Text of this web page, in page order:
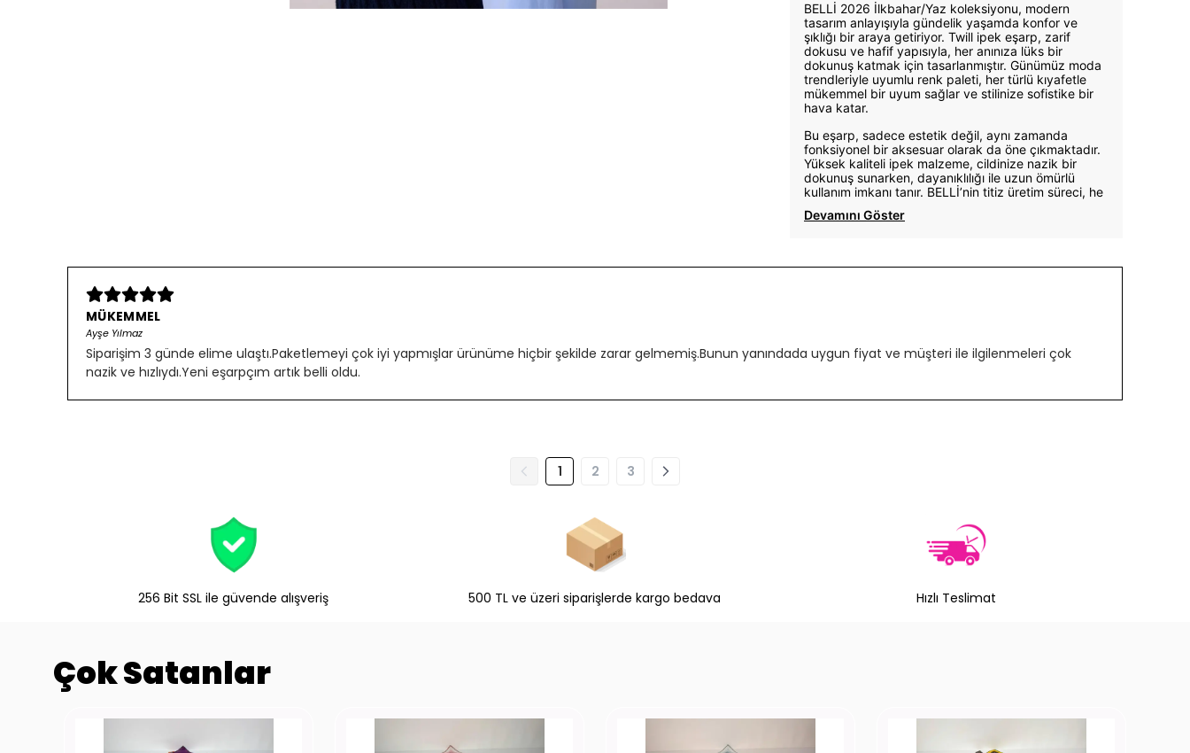
BELLİ 2026 İlkbahar/Yaz koleksiyonu, modern
tasarım anlayışıyla gündelik yaşamda konfor ve
şıklığı bir araya getiriyor. Twill ipek eşarp, zarif
dokusu ve hafif yapısıyla, her anınıza lüks bir
dokunuş katmak için tasarlanmıştır. Günümüz moda
trendleriyle uyumlu renk paleti, her türlü kıyafetle
mükemmel bir uyum sağlar ve stilinize sofistike bir
hava katar.
Bu eşarp, sadece estetik değil, aynı zamanda
fonksiyonel bir aksesuar olarak da öne çıkmaktadır.
Yüksek kaliteli ipek malzeme, cildinize nazik bir
dokunuş sunarken, dayanıklılığı ile uzun ömürlü
kullanım imkanı tanır. BELLİ’nin titiz üretim süreci, he
Devamını Göster
MÜKEMMEL
Ayşe Yılmaz
Siparişim 3 günde elime ulaştı.Paketlemeyi çok iyi yapmışlar ürünüme hiçbir şekilde zarar gelmemiş.Bunun yanındada uygun fiyat ve müşteri ile ilgilenmeleri çok
nazik ve hızlıydı.Yeni eşarpçım artık belli oldu.
1 2 3
256 Bit SSL ile güvende alışveriş 500 TL ve üzeri siparişlerde kargo bedava Hızlı Teslimat
Çok Satanlar